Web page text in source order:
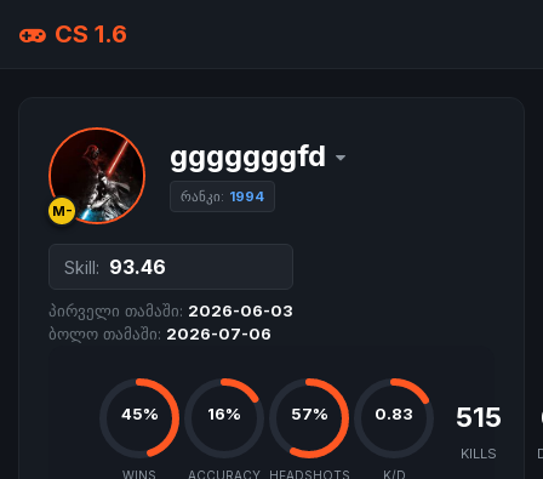
CS 1.6
M-
gggggggfd
რანკი: 1994
Skill: 93.46
პირველი თამაში: 2026-06-03
ბოლო თამაში: 2026-07-06
45%
WINS
16%
ACCURACY
57%
HEADSHOTS
0.83
K/D
515
KILLS